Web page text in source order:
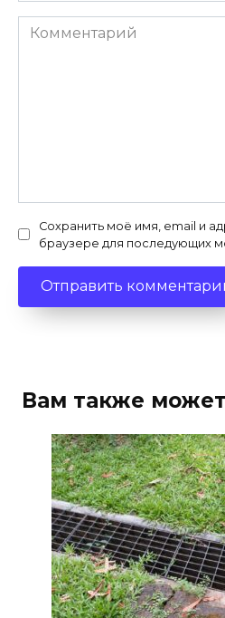
Комментарий
Сохранить моё имя, email и
браузере для последующих
Вам также